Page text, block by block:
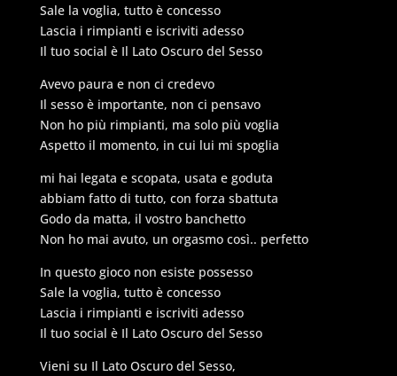
Sale la voglia, tutto è concesso
Lascia i rimpianti e iscriviti adesso
Il tuo social è Il Lato Oscuro del Sesso
Avevo paura e non ci credevo
Il sesso è importante, non ci pensavo
Non ho più rimpianti, ma solo più voglia
Aspetto il momento, in cui lui mi spoglia
mi hai legata e scopata, usata e goduta
abbiam fatto di tutto, con forza sbattuta
Godo da matta, il vostro banchetto
Non ho mai avuto, un orgasmo così.. perfetto
In questo gioco non esiste possesso
Sale la voglia, tutto è concesso
Lascia i rimpianti e iscriviti adesso
Il tuo social è Il Lato Oscuro del Sesso
Vieni su Il Lato Oscuro del Sesso,